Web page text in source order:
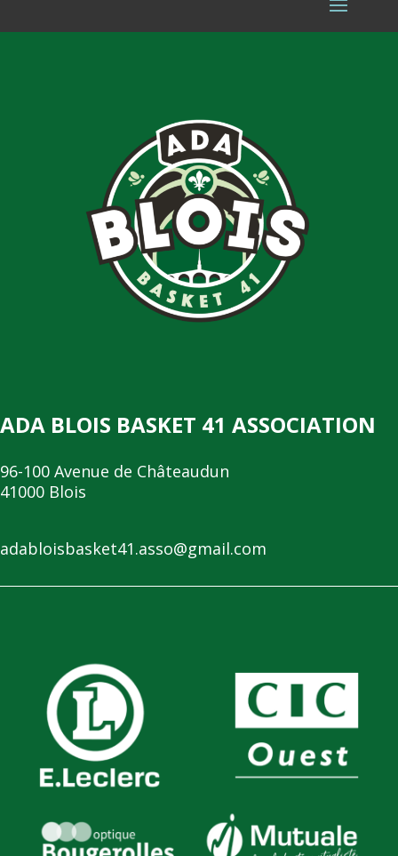
ADA BLOIS BASKET 41 ASSOCIATION
96-100 Avenue de Châteaudun
41000 Blois
adabloisbasket41.asso@gmail.com